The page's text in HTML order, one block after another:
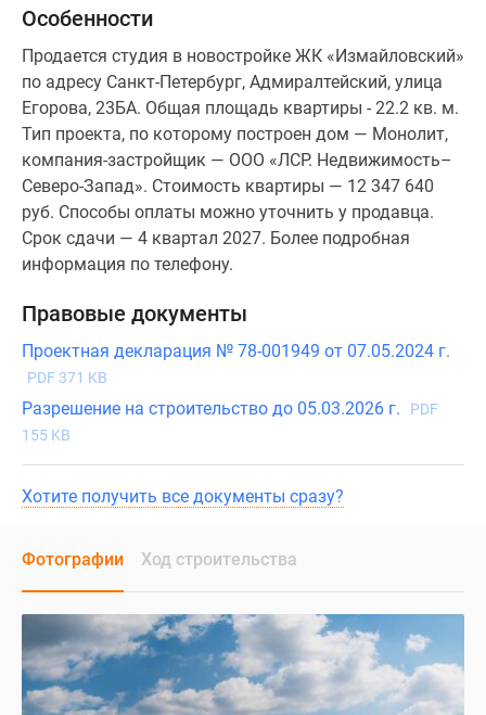
Особенности
Продается студия в новостройке ЖК «Измайловский»
по адресу Санкт-Петербург, Адмиралтейский, улица
Егорова, 23БА. Общая площадь квартиры - 22.2 кв. м.
Тип проекта, по которому построен дом — Монолит,
компания-застройщик — ООО «ЛСР. Недвижимость–
Северо-Запад». Стоимость квартиры — 12 347 640
руб. Способы оплаты можно уточнить у продавца.
Срок сдачи — 4 квартал 2027. Более подробная
информация по телефону.
Правовые документы
Проектная декларация № 78-001949 от 07.05.2024 г.
PDF 371 KB
Разрешение на строительство до 05.03.2026 г.
PDF
155 KB
Хотите получить все документы сразу?
Фотографии Ход строительства